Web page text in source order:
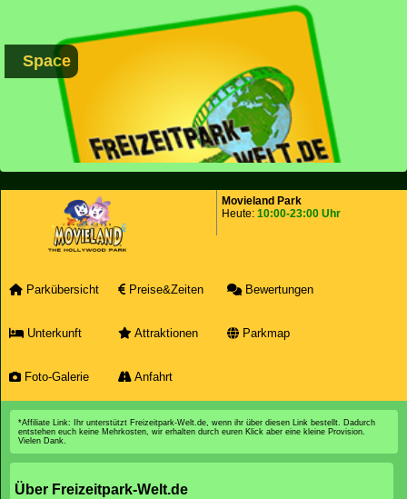
Space
Movieland Park
Heute: 10:00-23:00 Uhr
Parkübersicht Preise&Zeiten Bewertungen
Unterkunft Attraktionen Parkmap
Foto-Galerie Anfahrt
*Affiliate Link: Ihr unterstützt Freizeitpark-Welt.de, wenn ihr über diesen Link bestellt. Dadurch
entstehen euch keine Mehrkosten, wir erhalten durch euren Klick aber eine kleine Provision.
Vielen Dank.
Über Freizeitpark-Welt.de